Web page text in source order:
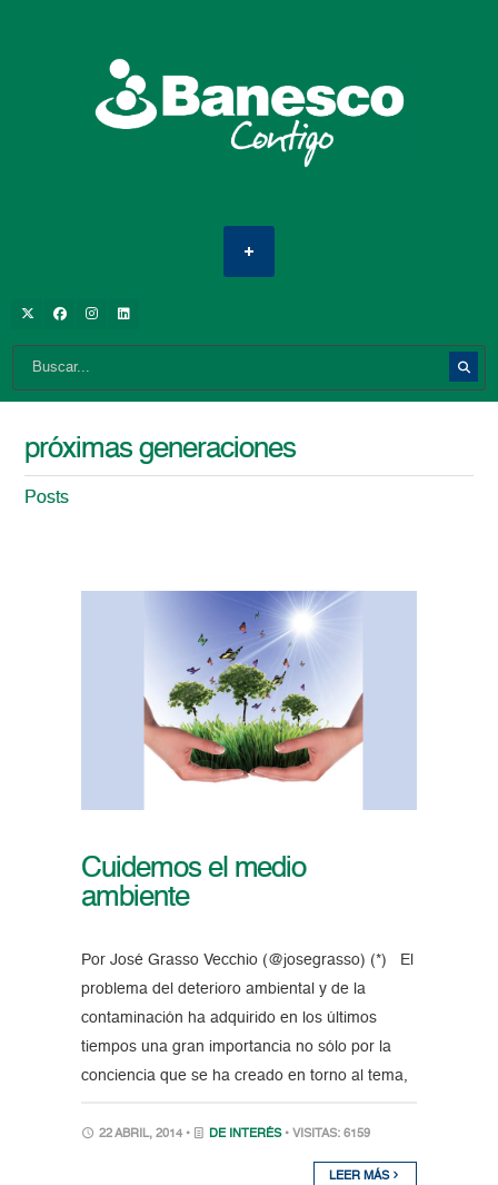
próximas generaciones
Posts
Cuidemos el medio
ambiente
Por José Grasso Vecchio (@josegrasso) (*) El
problema del deterioro ambiental y de la
contaminación ha adquirido en los últimos
tiempos una gran importancia no sólo por la
conciencia que se ha creado en torno al tema,
22 ABRIL, 2014 • DE INTERÉS • VISITAS: 6159
LEER MÁS